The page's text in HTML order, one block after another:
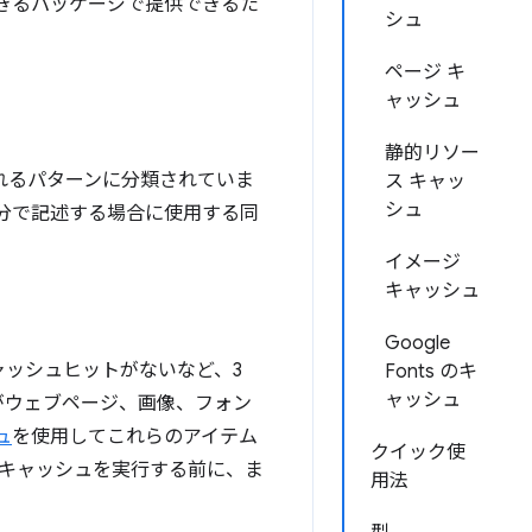
シュ
ページ キ
ャッシュ
静的リソー
ス キャッ
シュ
イメージ
キャッシュ
Google
Fonts のキ
ャッシュ
クイック使
用法
るパッケージで提供できるた
パターンに分類されていま
で記述する場合に使用する同
シュヒットがないなど、3
ェブページ、画像、フォン
を使用してこれらのアイテム
ャッシュを実行する前に、ま